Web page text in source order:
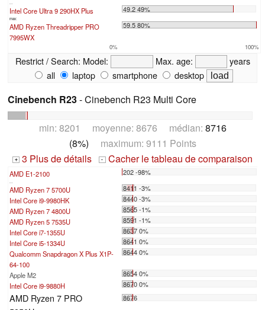
Intel Core Ultra 9 290HX Plus 49.2 49%
max:
AMD Ryzen Threadripper PRO
7995WX
59.5 80%
0% 100%
Restrict / Search: Model: Max. age:
years
all
laptop smartphone desktop
Cinebench R23- Cinebench R23 Multi Core
min: 8201 moyenne: 8676 médian: 8716
(8%) maximum: 9111 Points
+ 3 Plus de détails - Cacher le tableau de comparaison
AMD E1-2100 202 -98%
...
AMD Ryzen 7 5700U
8411 -3%
Intel Core i9-9980HK
8440 -3%
AMD Ryzen 7 4800U
8565 -1%
AMD Ryzen 5 7535U
8591 -1%
Intel Core i7-1355U
8637 0%
Intel Core i5-1334U
8641 0%
Qualcomm Snapdragon X Plus X1P-
64-100
8644 0%
Apple M2
8654 0%
Intel Core i9-9880H
8670 0%
AMD Ryzen 7 PRO
8676